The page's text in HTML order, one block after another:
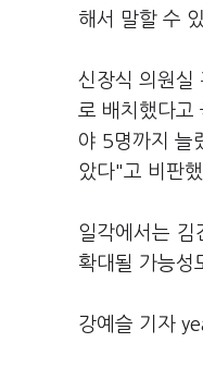
해서 말할 수
신장식 의원실
로 배치했다고
야 5명까지 늘
았다"고 비판
일각에서는 김
확대될 가능성
강예슬 기자